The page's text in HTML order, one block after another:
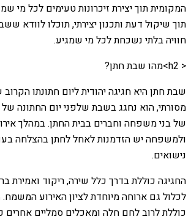
המקומית תוך יצירת זיכרונות טעימים לכל מי
תוך שיקול דעת ותכנון יצירתי, תוכלו לוודא
חוויה בלתי נשכחת לכל מי שמגיע.
< h2>מהו שבת חתן?
שבת חתן היא חגיגה יהודית ליום חתונתו
מסורתי, הוא נחגג בשבת שלפני יום החתונה של
של בני משפחה וחברים בבית החתן. במהלך
ולמשפחה יש הזדמנות לאחל לחתן בהצלחה
נישואים.
החגיגה כוללת בדרך כלל שירה, ריקוד ואמירת
לכלול גם ארוחה מיוחדת לציון האירוע
כוללת לרוב לחם חלה ומאכלים סמליים אחרים